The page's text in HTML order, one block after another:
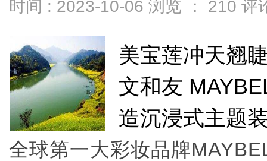
时间 : 2023-10-06 浏览 ： 210 评
美宝莲冲天翘
文和友
造沉浸式主题
全球第一大彩妆品牌